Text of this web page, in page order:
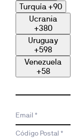
Turquía+90
Ucrania
+380
Uruguay
+598
Venezuela
+58
Email *
Código Postal *